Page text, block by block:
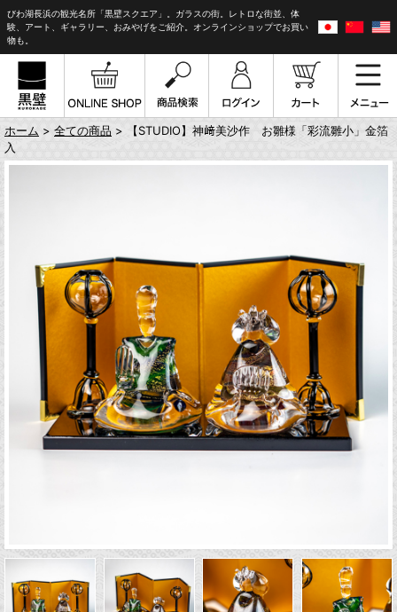
びわ湖長浜の観光名所「黒壁スクエア」。ガラスの街。レトロな街並、体
験、アート、ギャラリー、おみやげをご紹介。オンラインショップでお買い
物も。
ホーム > 全ての商品 > 【STUDIO】神﨑美沙作 お雛様「彩流雛小」金箔
入